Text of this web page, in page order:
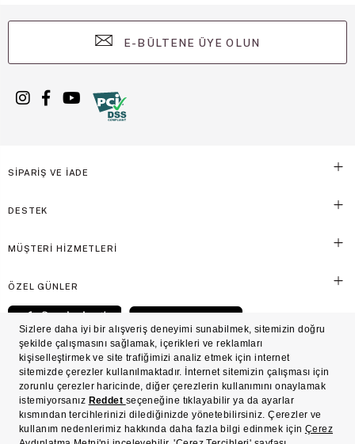
E-BÜLTENE ÜYE OLUN
SİPARİŞ VE İADE
DESTEK
MÜŞTERİ HİZMETLERİ
ÖZEL GÜNLER
© Victoria's Secret Shaya Mağazacılık A.Ş. Franchise lisansı aracılığıyla işletilen ticari
markasıdır. Her hakkı saklıdır.
Süreç Bazlı Müşteri Aydınlatma Metni
Üyelik ve Gizlilik Sözleşmesi
İşlem Rehberi